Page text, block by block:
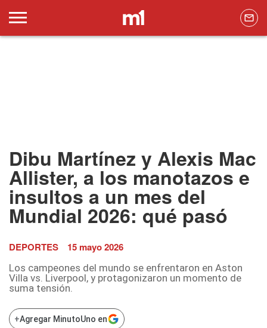
Dibu Martínez y Alexis Mac
Allister, a los manotazos e
insultos a un mes del
Mundial 2026: qué pasó
DEPORTES 15 mayo 2026
Los campeones del mundo se enfrentaron en Aston
Villa vs. Liverpool, y protagonizaron un momento de
suma tensión.
+Agregar MinutoUno en